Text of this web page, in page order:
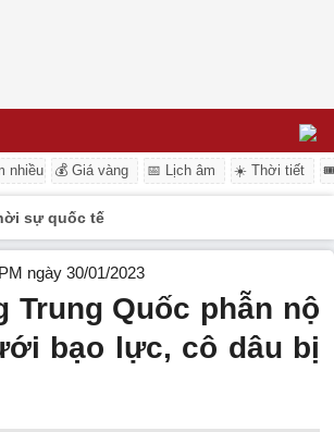
nhiều 💰 Giá vàng 📅 Lịch âm ☀️ Thời tiết
sự quốc tế
ngày 30/01/2023
Trung Quốc phẫn nộ
bạo lực, cô dâu bị